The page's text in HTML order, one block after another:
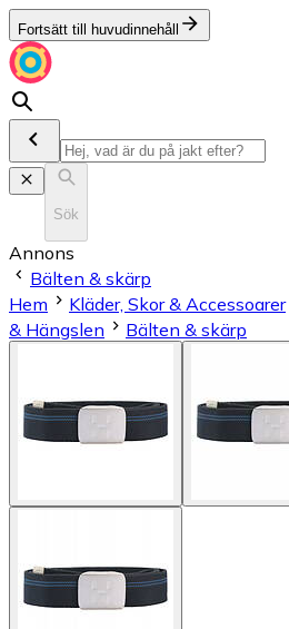
Fortsätt till huvudinnehåll
Sök
Annons
Bälten & skärp
Hem
Kläder, Skor & Accessoarer
& Hängslen
Bälten & skärp